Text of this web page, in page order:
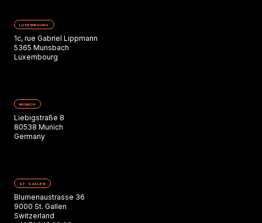
LUXEMBOURG
1c, rue Gabriel Lippmann
5365 Munsbach
Luxembourg
MUNICH
Liebigstraße 8
80538 Munich
Germany
ST. GALLEN
Blumenaustrasse 36
9000 St. Gallen
Switzerland